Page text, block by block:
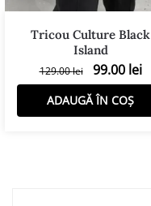
Tricou Culture Black
Island
129.00lei 99.00 lei
ADAUGĂ ÎN COȘ